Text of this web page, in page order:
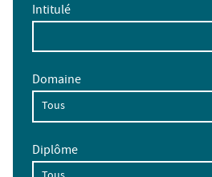
Intitulé
Domaine
Diplôme